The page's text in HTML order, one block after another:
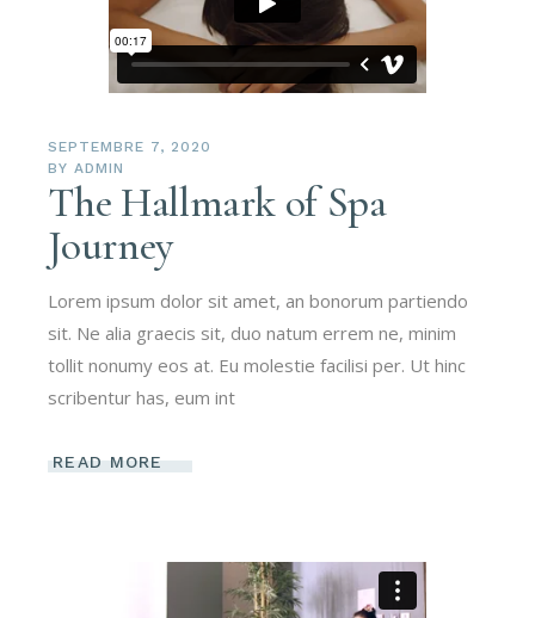
SEPTEMBRE 7, 2020
BY ADMIN
The Hallmark of Spa
Journey
Lorem ipsum dolor sit amet, an bonorum partiendo
sit. Ne alia graecis sit, duo natum errem ne, minim
tollit nonumy eos at. Eu molestie facilisi per. Ut hinc
scribentur has, eum int
READ MORE